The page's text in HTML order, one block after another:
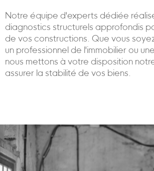
Notre équipe d'experts dédiée
diagnostics structurels approfondis
de vos constructions. Que vous
un professionnel de l'immobilier ou
nous mettons à votre disposition
assurer la stabilité de vos biens.